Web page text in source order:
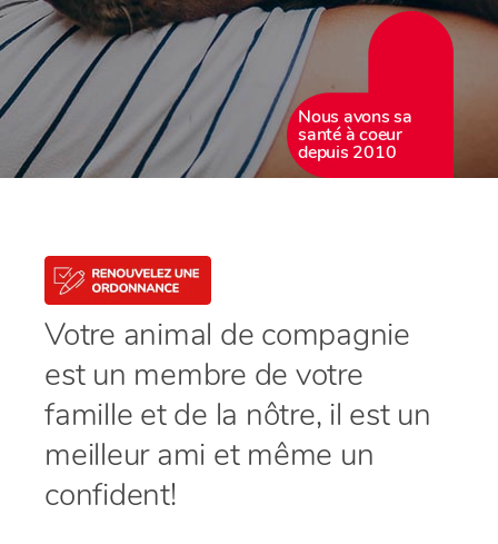
Nous avons sa
santé à coeur
depuis 2010
Votre animal de compagnie
est un membre de votre
famille et de la nôtre, il est un
meilleur ami et même un
confident!